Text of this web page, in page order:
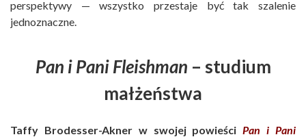
perspektywy — wszystko przestaje być tak szalenie
jednoznaczne.
Pan i Pani Fleishman – studium
małżeństwa
Taffy Brodesser-Akner w swojej powieściPan i Pani